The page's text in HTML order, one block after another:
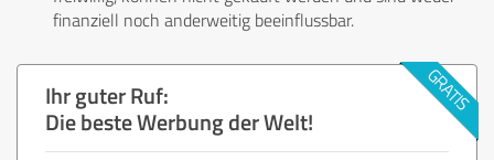
finanziell noch anderweitig beeinflussbar.
Ihr guter Ruf:
Die beste Werbung der Welt!